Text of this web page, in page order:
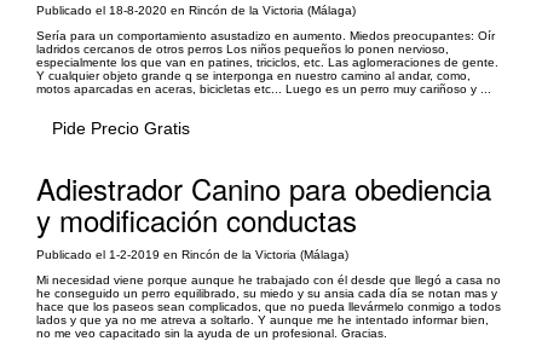
Publicado el 18-8-2020 en Rincón de la Victoria (Málaga)
Sería para un comportamiento asustadizo en aumento. Miedos preocupantes: Oír
ladridos cercanos de otros perros Los niños pequeños lo ponen nervioso,
especialmente los que van en patines, triciclos, etc. Las aglomeraciones de gente.
Y cualquier objeto grande q se interponga en nuestro camino al andar, como,
motos aparcadas en aceras, bicicletas etc... Luego es un perro muy cariñoso y ...
Pide Precio Gratis
Adiestrador Canino para obediencia
y modificación conductas
Publicado el 1-2-2019 en Rincón de la Victoria (Málaga)
Mi necesidad viene porque aunque he trabajado con él desde que llegó a casa no
he conseguido un perro equilibrado, su miedo y su ansia cada día se notan mas y
hace que los paseos sean complicados, que no pueda llevármelo conmigo a todos
lados y que ya no me atreva a soltarlo. Y aunque me he intentado informar bien,
no me veo capacitado sin la ayuda de un profesional. Gracias.